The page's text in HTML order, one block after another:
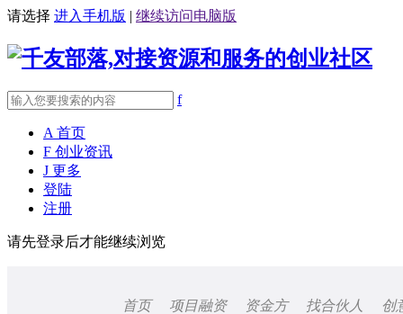
请选择 进入手机版 | 继续访问电脑版
f
A 首页
F 创业资讯
J 更多
登陆
注册
请先登录后才能继续浏览
首页 项目融资 资金方 找合伙人
创